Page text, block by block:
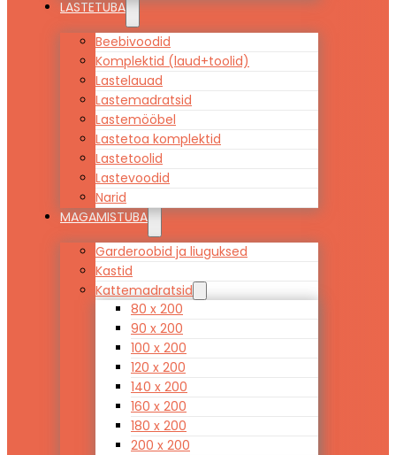
LASTETUBA
Beebivoodid
Komplektid (laud+toolid)
Lastelauad
Lastemadratsid
Lastemööbel
Lastetoa komplektid
Lastetoolid
Lastevoodid
Narid
MAGAMISTUBA
Garderoobid ja liuguksed
Kastid
Kattemadratsid
80 x 200
90 x 200
100 x 200
120 x 200
140 x 200
160 x 200
180 x 200
200 x 200